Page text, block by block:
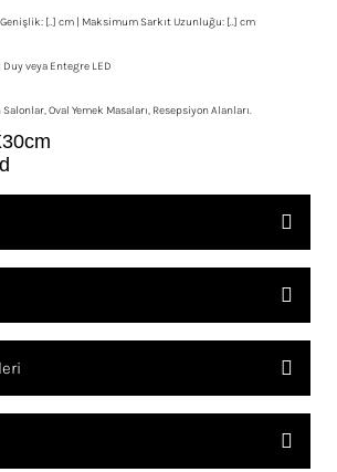
[..] cm | Maksimum Sarkıt Uzunluğu: [..] cm
Duy veya Entegre LED
Salonlar, Oval Yemek Masaları, Resepsiyon Alanları.